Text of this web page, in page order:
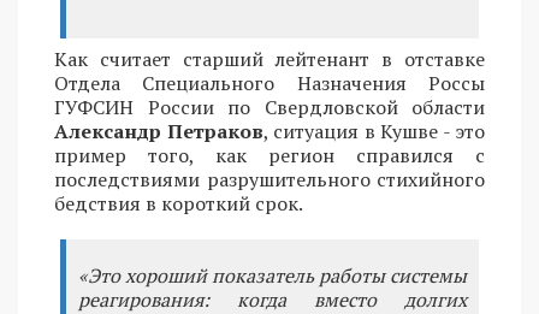
Как считает старший лейтенант в отставке
Отдела Специального Назначения Россы
ГУФСИН России по Свердловской области
Александр Петраков, ситуация в Кушве - это
пример того, как регион справился с
последствиями разрушительного стихийного
бедствия в короткий срок.
«Это хороший показатель работы системы
реагирования: когда вместо долгих